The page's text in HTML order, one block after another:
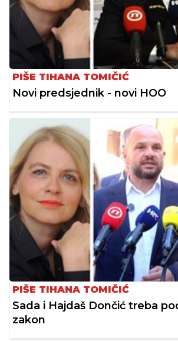
PIŠE TIHANA TOMIČIĆ
Novi predsjednik - novi HOO
PIŠE TIHANA TOMIČIĆ
Sada i Hajdaš Dončić treba
zakon